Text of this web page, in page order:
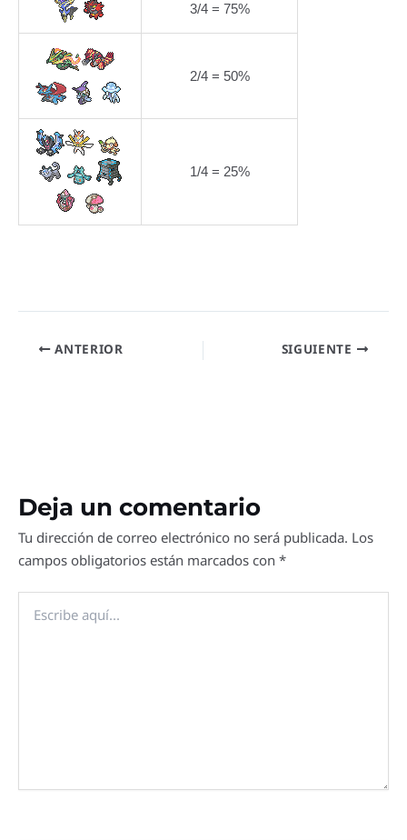
3/4 = 75%
2/4 = 50%
1/4 = 25%
ANTERIOR SIGUIENTE
Deja un comentario
Tu dirección de correo electrónico no será publicada. Los
campos obligatorios están marcados con *
aquí...